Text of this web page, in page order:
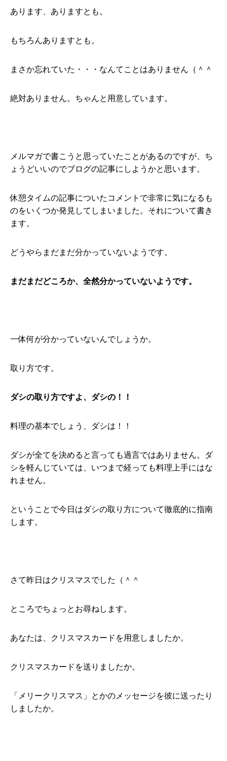
あります、ありますとも。
もちろんありますとも。
まさか忘れていた・・・なんてことはありません（＾＾
絶対ありません。ちゃんと用意しています。
メルマガで書こうと思っていたことがあるのですが、ち
ょうどいいのでブログの記事にしようかと思います。
休憩タイムの記事についたコメントで非常に気になるも
のをいくつか発見してしまいました。それについて書き
ます。
どうやらまだまだ分かっていないようです。
まだまだどころか、全然分かっていないようです。
一体何が分かっていないんでしょうか。
取り方です。
ダシの取り方ですよ、ダシの！！
料理の基本でしょう、ダシは！！
ダシが全てを決めると言っても過言ではありません。ダ
シを軽んじていては、いつまで経っても料理上手にはな
れません。
ということで今日はダシの取り方について徹底的に指南
します。
さて昨日はクリスマスでした（＾＾
ところでちょっとお尋ねします。
あなたは、クリスマスカードを用意しましたか。
クリスマスカードを送りましたか。
「メリークリスマス」とかのメッセージを彼に送ったり
しましたか。